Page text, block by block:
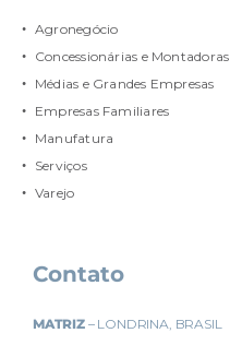
Agronegócio
Concessionárias e Montadoras
Médias e Grandes Empresas
Empresas Familiares
Manufatura
Serviços
Varejo
Contato
MATRIZ– LONDRINA, BRASIL